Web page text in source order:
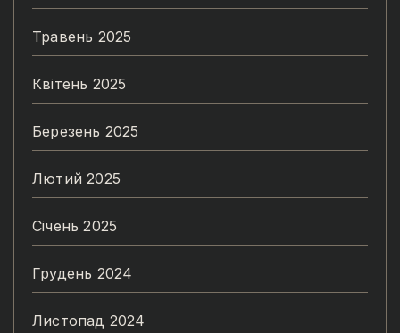
Травень 2025
Квітень 2025
Березень 2025
Лютий 2025
Січень 2025
Грудень 2024
Листопад 2024